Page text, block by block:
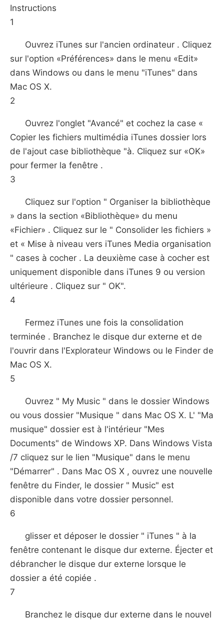
Instructions
1
Ouvrez iTunes sur l'ancien ordinateur . Cliquez
sur l'option «Préférences» dans le menu «Edit»
dans Windows ou dans le menu "iTunes" dans
Mac OS X.
2
Ouvrez l'onglet "Avancé" et cochez la case «
Copier les fichiers multimédia iTunes dossier lors
de l'ajout case bibliothèque "à. Cliquez sur «OK»
pour fermer la fenêtre .
3
Cliquez sur l'option " Organiser la bibliothèque
» dans la section «Bibliothèque» du menu
«Fichier» . Cliquez sur le " Consolider les fichiers »
et « Mise à niveau vers iTunes Media organisation
" cases à cocher . La deuxième case à cocher est
uniquement disponible dans iTunes 9 ou version
ultérieure . Cliquez sur " OK".
4
Fermez iTunes une fois la consolidation
terminée . Branchez le disque dur externe et de
l'ouvrir dans l'Explorateur Windows ou le Finder de
Mac OS X.
5
Ouvrez " My Music " dans le dossier Windows
ou vous dossier "Musique " dans Mac OS X. L' "Ma
musique" dossier est à l'intérieur "Mes
Documents" de Windows XP. Dans Windows Vista
/7 cliquez sur le lien "Musique" dans le menu
"Démarrer" . Dans Mac OS X , ouvrez une nouvelle
fenêtre du Finder, le dossier " Music" est
disponible dans votre dossier personnel.
6
glisser et déposer le dossier " iTunes " à la
fenêtre contenant le disque dur externe. Éjecter et
débrancher le disque dur externe lorsque le
dossier a été copiée .
7
Branchez le disque dur externe dans le nouvel